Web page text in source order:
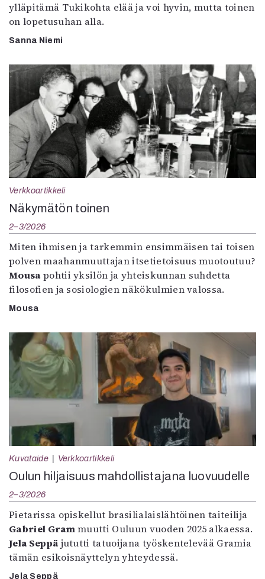
ylläpitämä Tukikohta elää ja voi hyvin, mutta toinen
on lopetusuhan alla.
Sanna Niemi
Verkkoartikkeli
Näkymätön toinen
2–3/2026
Miten ihmisen ja tarkemmin ensimmäisen tai toisen
polven maahanmuuttajan itsetietoisuus muotoutuu?
Mousa pohtii yksilön ja yhteiskunnan suhdetta
filosofien ja sosiologien näkökulmien valossa.
Mousa
Kuvataide Verkkoartikkeli
Oulun hiljaisuus mahdollistajana luovuudelle
2–3/2026
Pietarissa opiskellut brasilialaislähtöinen taiteilija
Gabriel Grammuutti Ouluun vuoden 2025 alkaessa.
Jela Seppä jututti tatuoijana työskentelevää Gramia
tämän esikoisnäyttelyn yhteydessä.
Jela Seppä